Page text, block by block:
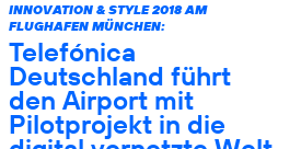
INNOVATION & STYLE 2018 AM
FLUGHAFEN MÜNCHEN:
Telefónica
Deutschland führt
den Airport mit
Pilotprojekt in die